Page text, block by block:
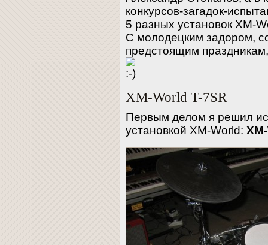
конкурсов-загадок-
5 разных установок XM-
С молодецким задором,
предстоящим
XM-World T-7SR
Первым делом я решил
установкой ХM-World: